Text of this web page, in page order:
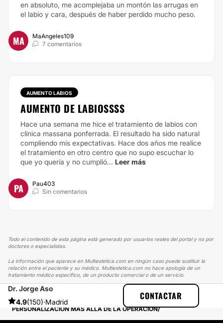
en absoluto, me acomplejaba un montón las arrugas en
el labio y cara, después de haber perdido mucho peso.
MA
MaAngeles109
7 comentarios
AUMENTO LABIOS
AUMENTO DE LABIOSSSS
Hace una semana me hice el tratamiento de labios con
clínica massana ponferrada. El resultado ha sido natural
compliendo mis expectativas. Hace dos años me realice
el tratamiento en otro centro que no supo escuchar lo
que yo quería y no cumplió... Leer más
PA
Pau403
Sin comentarios
Todo el contenido de esta página está generado por usuarios reales del portal y no por
doctores o especialistas.
La información que aparece en Multiestetica.com en ningún caso puede sustituir la
relación entre el paciente y su médico. Multiestetica.com no hace apología de un
tratamiento médico específico, de un producto comercial o de un servicio.
Dr. Jorge Aso
4.9(150)·Madrid
CONTACTAR
MULTIESTETICA
EXPERIENCIAS REALES SOBRE AUMENTO DE PECHO
PERSONALIZACIÓN MÁS ALLÁ DE LA OPERACIÓN